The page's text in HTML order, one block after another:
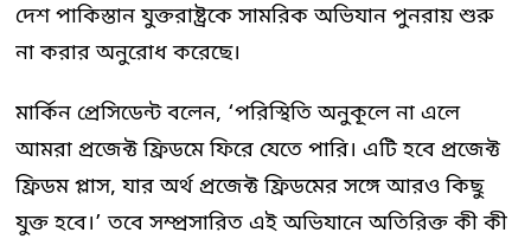
দেশ পাকিস্তান যুক্তরাষ্ট্রকে সামরিক অভিযান পুনরায় শুরু
না করার অনুরোধ করেছে।
মার্কিন প্রেসিডেন্ট বলেন, ‘পরিস্থিতি অনুকূলে না এলে
আমরা প্রজেক্ট ফ্রিডমে ফিরে যেতে পারি। এটি হবে প্রজেক্ট
ফ্রিডম প্লাস, যার অর্থ প্রজেক্ট ফ্রিডমের সঙ্গে আরও কিছু
যুক্ত হবে।’ তবে সম্প্রসারিত এই অভিযানে অতিরিক্ত কী কী